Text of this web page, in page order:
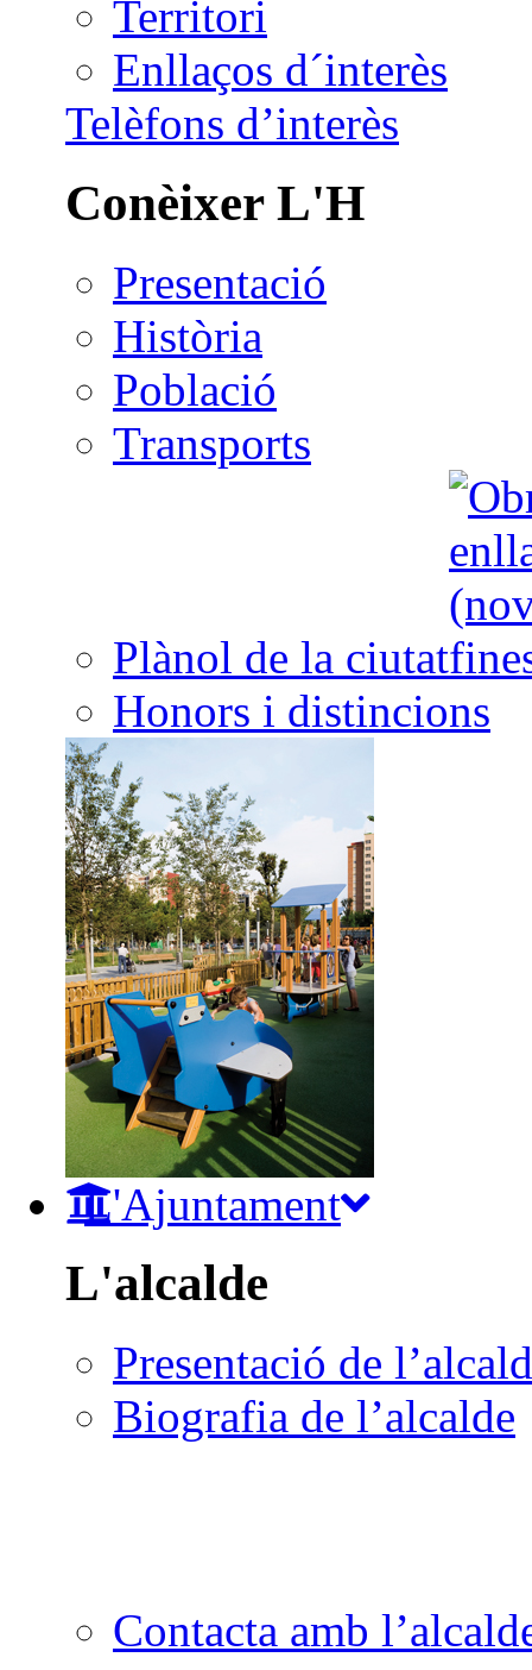
Territori
Enllaços d´interès
Telèfons d’interès
Conèixer L'H
Presentació
Història
Població
Transports
Plànol de la ciutat
Honors i distincions
L'Ajuntament
L'alcalde
Presentació de
Biografia de l’alcalde
Contacta amb